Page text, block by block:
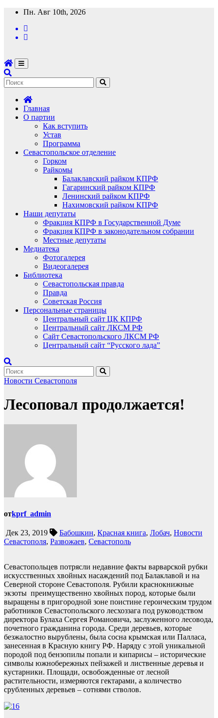
Перейти
содержимому
Пн. Авг 10th, 2026
Главная
О партии
Как вступить
Устав
Программа
Севастопольское отделение
Горком
Райкомы
Балаклавский райком КПРФ
Гагаринский райком КПРФ
Ленинский райком КПРФ
Нахимовский райком КПРФ
Наши депутаты
Фракция КПРФ в Государственной Думе
Фракция КПРФ в законодательном собрании
Местные депутаты
Медиатека
Фотогалерея
Видеогалерея
Библиотека
Севастопольская правда
Правда
Советская Россия
Персональные страницы
Центральный сайт ЦК КПРФ
Центральный сайт ЛКСМ РФ
Сайт Севастопольского ЛКСМ РФ
Центральный сайт “Русского лада”
Новости Севастополя
Лесоповал продолжается!
отkprf_admin
Дек 23, 2019 Бабошкин, Красная книга, Лобач, Новости
Севастополя, Развожаев, Севастополь
Севастопольцев потрясли недавние факты варварской рубки
искусственных хвойных насаждений под Балаклавой и на
Северной стороне Севастополя. Рубили краснокнижные
экзоты преимущественно хвойных пород, которые были
выращены в пригородной зоне поистине героическим трудом
работников Севастопольского лесхоззага под руководством
директора Булаха Сергея Романовича, заслуженного лесовода,
почетного гражданина города. Среди деревьев, которые
безжалостно вырублены, была сосна крымская или Палласа,
занесенная в Красную книгу РФ. Наряду с этой уникальной
породой под бензопилы попали и кипарисы – исторические
символы южнобережных пейзажей и лиственные деревья и
кустарники. Площади, освобожденные от лесной
растительности, измеряются гектарами, а количество
срубленных деревьев – сотнями стволов.